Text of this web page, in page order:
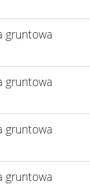
gruntowa
gruntowa
gruntowa
gruntowa